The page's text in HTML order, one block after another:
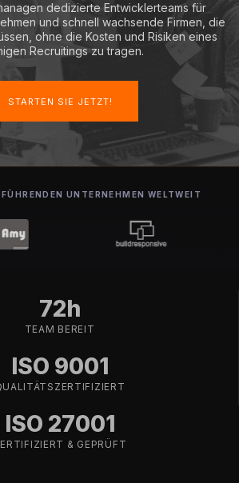
STARTEN SIE JETZT
dedizierte Entwicklerteams für
und schnell wachsende Firmen, die
ohne die Kosten und Risiken eines
Recruitings zu tragen.
STARTEN SIE JETZT!
UNTERNEHMEN WELTWEIT
72h
TEAM BEREIT
ISO 9001
ISO 27001
& GEPRÜFT